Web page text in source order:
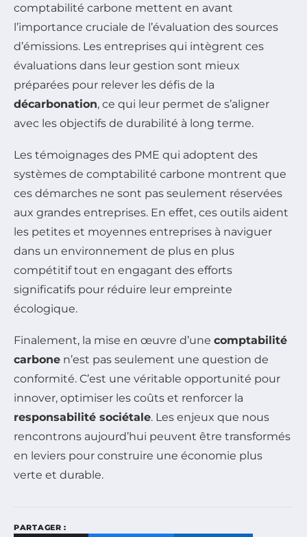
comptabilité carbone mettent en avant
l’importance cruciale de l’évaluation des sources
d’émissions. Les entreprises qui intègrent ces
évaluations dans leur gestion sont mieux
préparées pour relever les défis de la
décarbonation, ce qui leur permet de s’aligner
avec les objectifs de durabilité à long terme.
Les témoignages des PME qui adoptent des
systèmes de comptabilité carbone montrent que
ces démarches ne sont pas seulement réservées
aux grandes entreprises. En effet, ces outils aident
les petites et moyennes entreprises à naviguer
dans un environnement de plus en plus
compétitif tout en engagant des efforts
significatifs pour réduire leur empreinte
écologique.
Finalement, la mise en œuvre d’une comptabilité
carbone n’est pas seulement une question de
conformité. C’est une véritable opportunité pour
innover, optimiser les coûts et renforcer la
responsabilité sociétale. Les enjeux que nous
rencontrons aujourd’hui peuvent être transformés
en leviers pour construire une économie plus
verte et durable.
PARTAGER :